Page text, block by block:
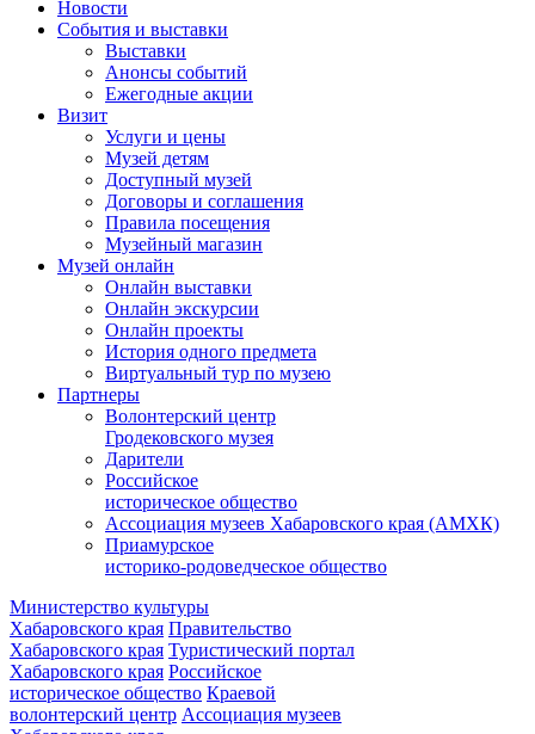
Новости
События и выставки
Выставки
Анонсы событий
Ежегодные акции
Визит
Услуги и цены
Музей детям
Доступный музей
Договоры и соглашения
Правила посещения
Музейный магазин
Музей онлайн
Онлайн выставки
Онлайн экскурсии
Онлайн проекты
История одного предмета
Виртуальный тур по музею
Партнеры
Волонтерский центр
Гродековского музея
Дарители
Российское
историческое общество
Ассоциация музеев Хабаровского края (АМХК)
Приамурское
историко-родоведческое общество
Министерство культуры
Хабаровского края Правительство
Хабаровского края Туристический портал
Хабаровского края Российское
историческое общество Краевой
волонтерский центр Ассоциация музеев